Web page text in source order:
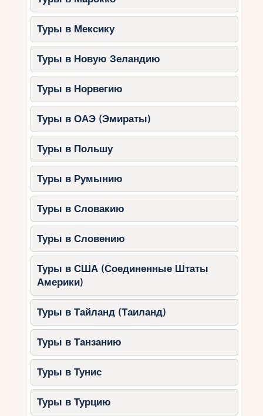
Туры в Мексику
Туры в Новую Зеландию
Туры в Норвегию
Туры в ОАЭ (Эмираты)
Туры в Польшу
Туры в Румынию
Туры в Словакию
Туры в Словению
Туры в США (Соединенные Штаты
Америки)
Туры в Тайланд (Таиланд)
Туры в Танзанию
Туры в Тунис
Туры в Турцию